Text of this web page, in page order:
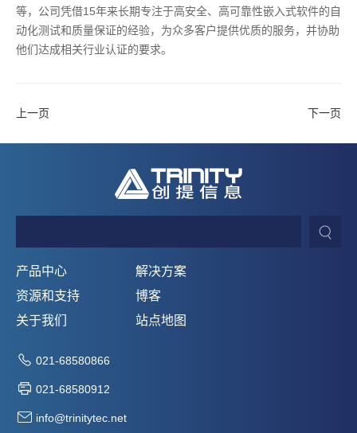
等，公司凭借15年来长期专注于高安全、高可靠性嵌入式软件的自
动化测试和质量保证的经验，为众多客户提供优质的服务，并协助
他们达成相关行业认证的要求。
上一页 下一页
产品中心
解决方案
资源和支持
博客
关于我们
站点地图
021-68580866
021-68580912
info@trinitytec.net